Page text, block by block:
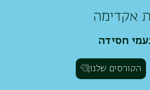
אקדימה
חסידה
הקורסים שלנו